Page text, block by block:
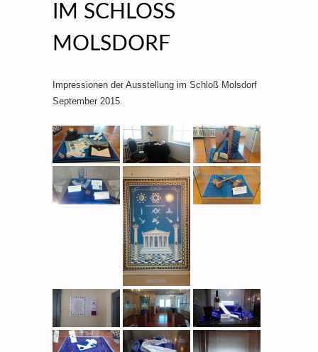
IM SCHLOSS
MOLSDORF
Impressionen der Ausstellung im Schloß Molsdorf
September 2015.